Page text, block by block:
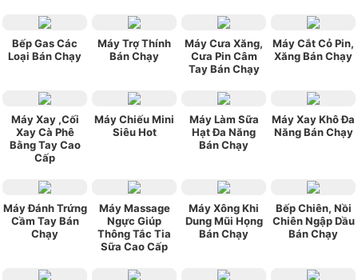
Bếp Gas Các
Loại Bán Chạy
Máy Trợ Thính
Bán Chạy
Máy Cưa Xăng,
Cưa Pin Câm
Tay Bán Chạy
Máy Cắt Cỏ Pin,
Xăng Bán Chạy
Máy Xay ,Cối
Xay Cà Phê
Bằng Tay Cao
Cấp
Máy Chiếu Mini
Siêu Hot
Máy Làm Sữa
Hạt Đa Năng
Bán Chạy
Máy Xay Khô Đa
Năng Bán Chạy
Máy Đánh Trứng
Cầm Tay Bán
Chạy
Máy Massage
Ngực Giúp
Thông Tắc Tia
Sữa Cao Cấp
Máy Xông Khi
Dung Mũi Họng
Bán Chạy
Bếp Chiên, Nồi
Chiên Ngập Dầu
Bán Chạy